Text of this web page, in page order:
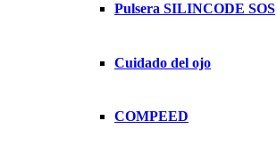
Pulsera SILINCODE SOS
Cuidado del ojo
COMPEED